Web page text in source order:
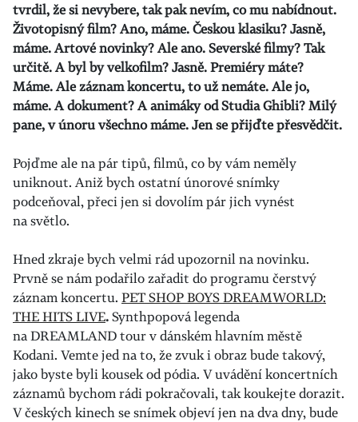
tvrdil, že si nevybere, tak pak nevím, co mu nabídnout.
Životopisný film? Ano, máme. Českou klasiku? Jasně,
máme. Artové novinky? Ale ano. Severské filmy? Tak
určitě. A byl by velkofilm? Jasně. Premiéry máte?
Máme. Ale záznam koncertu, to už nemáte. Ale jo,
máme. A dokument? A animáky od Studia Ghibli? Milý
pane, v únoru všechno máme. Jen se přijďte přesvědčit.
Pojďme ale na pár tipů, filmů, co by vám neměly
uniknout. Aniž bych ostatní únorové snímky
podceňoval, přeci jen si dovolím pár jich vynést
na světlo.
Hned zkraje bych velmi rád upozornil na novinku.
Prvně se nám podařilo zařadit do programu čerstvý
záznam koncertu. PET SHOP BOYS DREAMWORLD:
THE HITS LIVE.Synthpopová legenda
na DREAMLAND tour v dánském hlavním městě
Kodani. Vemte jed na to, že zvuk i obraz bude takový,
jako byste byli kousek od pódia. V uvádění koncertních
záznamů bychom rádi pokračovali, tak koukejte dorazit.
V českých kinech se snímek objeví jen na dva dny, bude